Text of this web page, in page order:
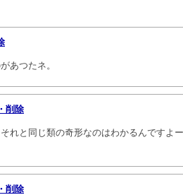
あつたネ。
削除
れと同じ類の奇形なのはわかるんですよ
削除